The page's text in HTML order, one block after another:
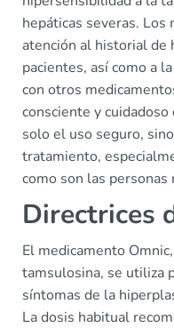
hepáticas severas.
atención al historial
pacientes, así como a
con otros
consciente y
solo el uso seguro,
tratamiento,
como son las personas
Directrices
El medicamento
tamsulosina, se utiliza
síntomas de la
La dosis habitual